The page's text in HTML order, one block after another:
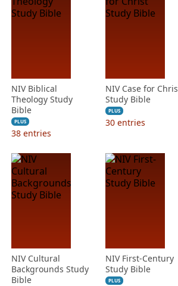
NIV Biblical
Theology Study
Bible
PLUS
38 entries
NIV Case for
Study Bible
PLUS
30 entries
NIV Cultural
Backgrounds Study
Bible
NIV First-Century
Study Bible
PLUS